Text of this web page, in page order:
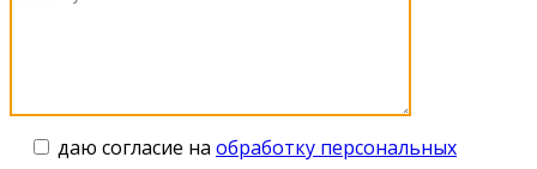
даю согласие на обработку персональных